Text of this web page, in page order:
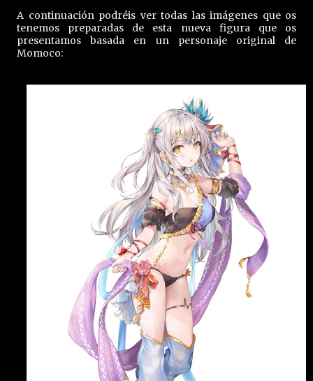
A continuación podréis ver todas las imágenes que os
tenemos preparadas de esta nueva figura que os
presentamos basada en un personaje original de
Momoco: